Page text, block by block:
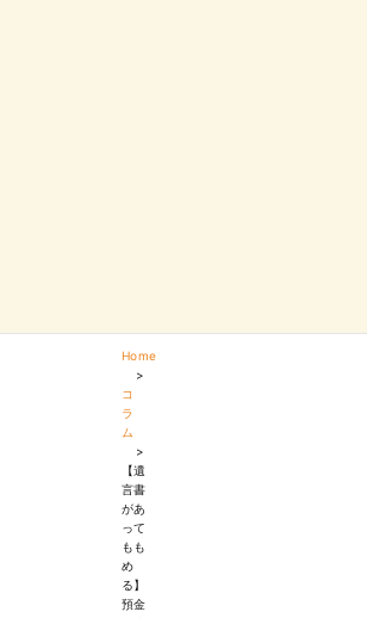
Home
>
コ
ラ
ム
>
【遺
言書
があ
って
もも
め
る】
預金